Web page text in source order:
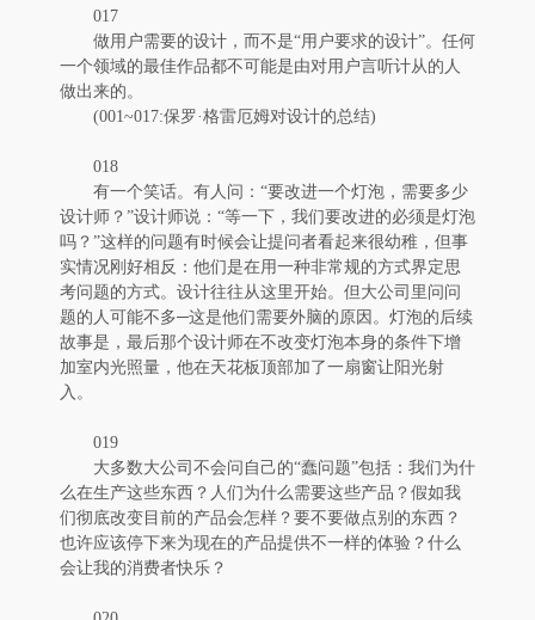
017
做用户需要的设计，而不是“用户要求的设计”。任何
一个领域的最佳作品都不可能是由对用户言听计从的人
做出来的。
(001~017:保罗·格雷厄姆对设计的总结)
018
有一个笑话。有人问：“要改进一个灯泡，需要多少
设计师？”设计师说：“等一下，我们要改进的必须是灯泡
吗？”这样的问题有时候会让提问者看起来很幼稚，但事
实情况刚好相反：他们是在用一种非常规的方式界定思
考问题的方式。设计往往从这里开始。但大公司里问问
题的人可能不多─这是他们需要外脑的原因。灯泡的后续
故事是，最后那个设计师在不改变灯泡本身的条件下增
加室内光照量，他在天花板顶部加了一扇窗让阳光射
入。
019
大多数大公司不会问自己的“蠢问题”包括：我们为什
么在生产这些东西？人们为什么需要这些产品？假如我
们彻底改变目前的产品会怎样？要不要做点别的东西？
也许应该停下来为现在的产品提供不一样的体验？什么
会让我的消费者快乐？